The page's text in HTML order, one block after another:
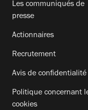
Les communiqués de
presse
Actionnaires
Recrutement
Avis de confidentialité
Politique concernant
cookies